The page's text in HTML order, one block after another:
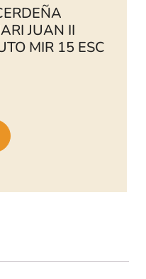
JUAN II
MIR 15 ESC